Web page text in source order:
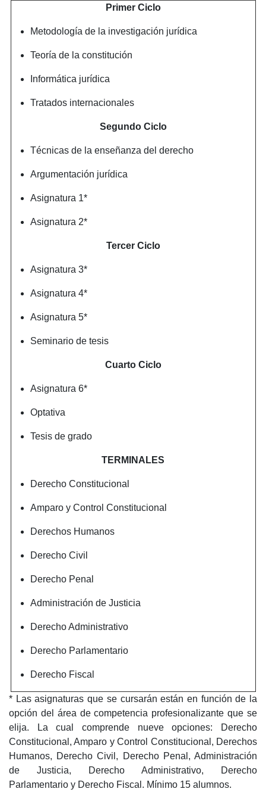
Primer Ciclo
Metodología de la investigación jurídica
Teoría de la constitución
Informática jurídica
Tratados internacionales
Segundo Ciclo
Técnicas de la enseñanza del derecho
Argumentación jurídica
Asignatura 1*
Asignatura 2*
Tercer Ciclo
Asignatura 3*
Asignatura 4*
Asignatura 5*
Seminario de tesis
Cuarto Ciclo
Asignatura 6*
Optativa
Tesis de grado
TERMINALES
Derecho Constitucional
Amparo y Control Constitucional
Derechos Humanos
Derecho Civil
Derecho Penal
Administración de Justicia
Derecho Administrativo
Derecho Parlamentario
Derecho Fiscal
* Las asignaturas que se cursarán están en función de la
opción del área de competencia profesionalizante que se
elija. La cual comprende nueve opciones: Derecho
Constitucional, Amparo y Control Constitucional, Derechos
Humanos, Derecho Civil, Derecho Penal, Administración
de Justicia, Derecho Administrativo, Derecho
Parlamentario y Derecho Fiscal. Mínimo 15 alumnos.